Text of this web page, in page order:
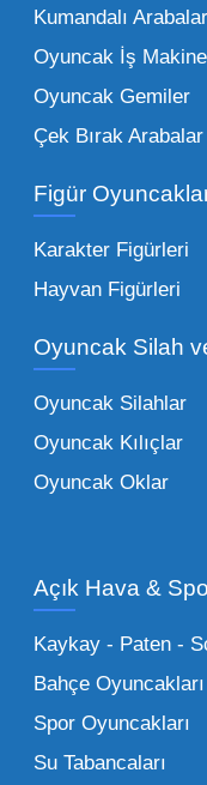
Oyuncak
tercih
Peluş
vazgeçilmezi
en sevilen
Eğitici Setler:
ebeveynlerin
ürün
Oyuncak
stok
Küçük
sağlayan
Bu
alımlarda
Kumandalı Arabalar
Oyuncak İş
Oyuncak Gemiler
Çek Bırak Arabalar
Figür
Karakter Figürleri
Hayvan Figürleri
Oyuncak Silah
Oyuncak Silahlar
Oyuncak Kılıçlar
Oyuncak Oklar
Açık Hava &
Kaykay - Paten -
Bahçe Oyuncakları
Spor Oyuncakları
Su Tabancaları